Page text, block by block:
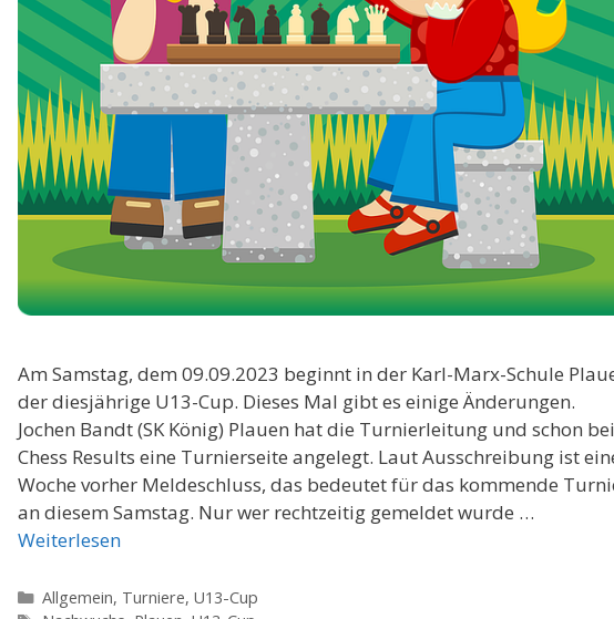
Am Samstag, dem 09.09.2023 beginnt in der Karl-Marx-Schule
der diesjährige U13-Cup. Dieses Mal gibt es einige Änderungen.
Jochen Bandt (SK König) Plauen hat die Turnierleitung und schon bei
Chess Results eine Turnierseite angelegt. Laut Ausschreibung ist
Woche vorher Meldeschluss, das bedeutet für das kommende
an diesem Samstag. Nur wer rechtzeitig gemeldet wurde …
Weiterlesen
Kategorien
Allgemein, Turniere, U13-Cup